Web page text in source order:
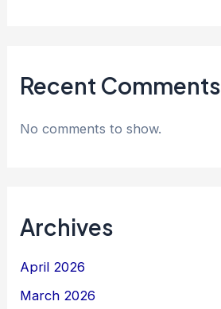
Recent Comments
No comments to show.
Archives
April 2026
March 2026